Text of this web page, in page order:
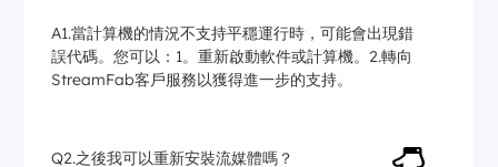
A1.當計算機的情況不支持平穩運行時，可能會出現錯
誤代碼。您可以：1。重新啟動軟件或計算機。2.轉向
StreamFab客戶服務以獲得進一步的支持。
Q2.之後我可以重新安裝流媒體嗎？